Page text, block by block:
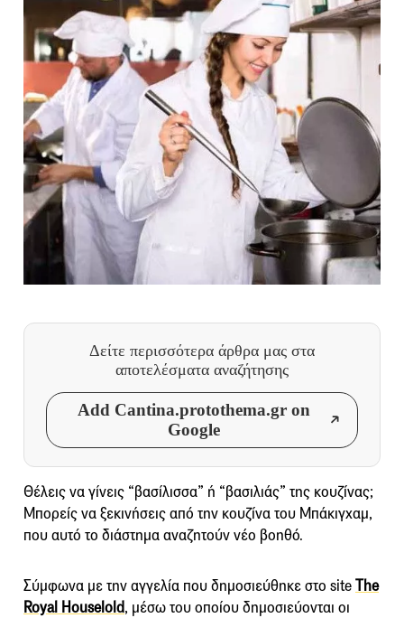
Δείτε περισσότερα άρθρα μας στα
αποτελέσματα αναζήτησης
Add Cantina.protothema.gr on
Google
Θέλεις να γίνεις “βασίλισσα” ή “βασιλιάς” της κουζίνας;
Μπορείς να ξεκινήσεις από την κουζίνα του Μπάκιγχαμ,
που αυτό το διάστημα αναζητούν νέο βοηθό.
Σύμφωνα με την αγγελία που δημοσιεύθηκε στο siteThe
Royal Houselold, μέσω του οποίου δημοσιεύονται οι